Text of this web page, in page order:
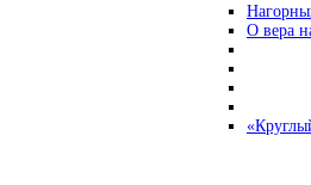
О вера